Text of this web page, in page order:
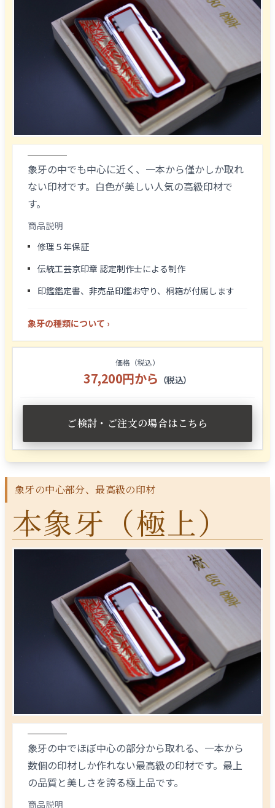
象牙の中でも中心に近く、一本から僅かしか取れ
ない印材です。白色が美しい人気の高級印材で
す。
商品説明
修理５年保証
伝統工芸京印章 認定制作士による制作
印鑑鑑定書、非売品印鑑お守り、桐箱が付属します
象牙の種類について ›
価格（税込）
37,200円から （税込）
ご検討・ご注文の場合はこちら
象牙の中心部分、最高級の印材
本象牙（極上）
象牙の中でほぼ中心の部分から取れる、一本から
数個の印材しか作れない最高級の印材です。最上
の品質と美しさを誇る極上品です。
商品説明